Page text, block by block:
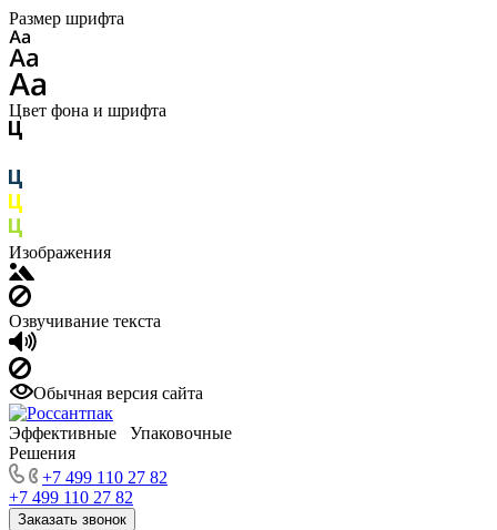
Размер шрифта
Цвет фона и шрифта
Изображения
Озвучивание текста
Обычная версия сайта
Эффективные Упаковочные
Решения
+7 499 110 27 82
+7 499 110 27 82
Заказать звонок